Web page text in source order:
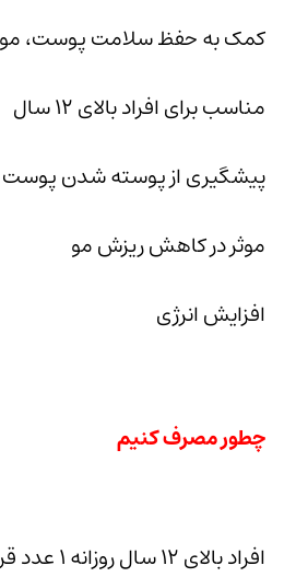
کمک به حفظ سلامت پوست،
مناسب برای افراد بالای ۱۲ سال
پیشگیری از پوسته شدن پوست
موثر در کاهش ریزش مو
افزایش انرژی
چطور مصرف کنیم
افراد بالای ۱۲ سال روزانه ۱ عدد قرص استفاده کنند.